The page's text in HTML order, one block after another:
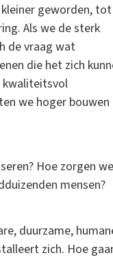
kleiner geworden, tot
Als we de sterk
de vraag wat
die het zich
kwaliteitsvol
we hoger
Hoe zorgen we
mensen?
duurzame,
zich. Hoe